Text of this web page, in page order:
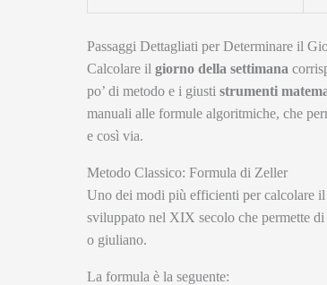
Passaggi Dettagliati per Determinare il
Calcolare il giorno della settimana
po’ di metodo e i giusti strumenti
manuali alle formule algoritmiche, che
e così via.
Metodo Classico: Formula di Zeller
Uno dei modi più efficienti per calcolare
sviluppato nel XIX secolo che permette
o giuliano.
La formula è la seguente: